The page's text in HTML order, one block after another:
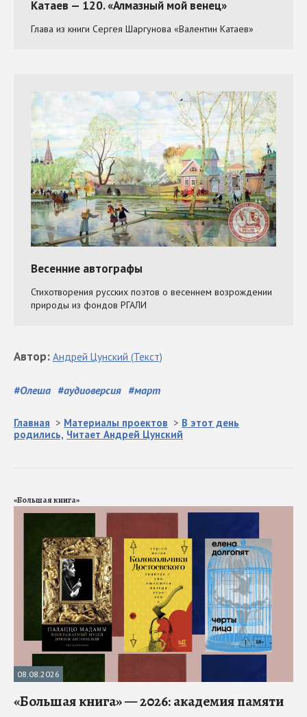
#Олеша #аудиоверсия #март
Автор: Андрей Цунский (Текст)
Главная > Материалы проектов > В этот день
родились, Читает Андрей Цунский
«Большая книга»
08.08.2026
«Большая книга» — 2026: академия памяти